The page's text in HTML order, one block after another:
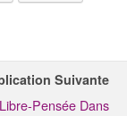
Suivante
Pensée Dans